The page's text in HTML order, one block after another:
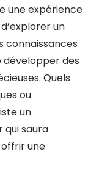
une expérience
un
connaissances
développer des
Quels
ou
un
qui saura
une